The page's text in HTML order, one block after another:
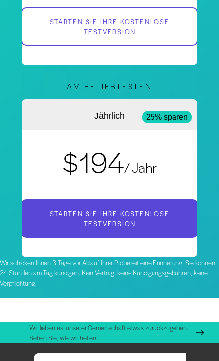
STARTEN SIE IHRE KOSTENLOSE
TESTVERSION
AM BELIEBTESTEN
Jährlich 25% sparen
$194/ Jahr
STARTEN SIE IHRE KOSTENLOSE
TESTVERSION
Wir schicken Ihnen 3 Tage vor Ablauf Ihrer Probezeit eine Erinnerung. Sie können
24 Stunden am Tag kündigen. Kein Vertrag, keine Kündigungsgebühren, keine
Verpflichtung.
Wir lieben es, unserer Gemeinschaft etwas zurückzugeben.
Sehen Sie, wie wir helfen.